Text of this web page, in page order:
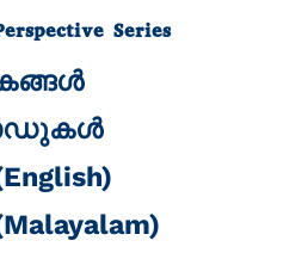
Series